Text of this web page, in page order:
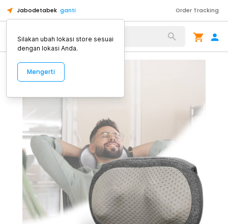
Jabodetabek ganti Order Tracking
Alat Kopi
Silakan ubah lokasi store sesuai
dengan lokasi Anda.
Mengerti